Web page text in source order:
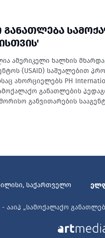
ᲒᲐᲜᲐᲗᲚᲔᲑᲐ
ამერიკელი ხალხის
(USAID) საშუალებით
ახორციელებს PH
განათლების
განვითარების
საქართველო
- ააიპ „სამოქალაქო